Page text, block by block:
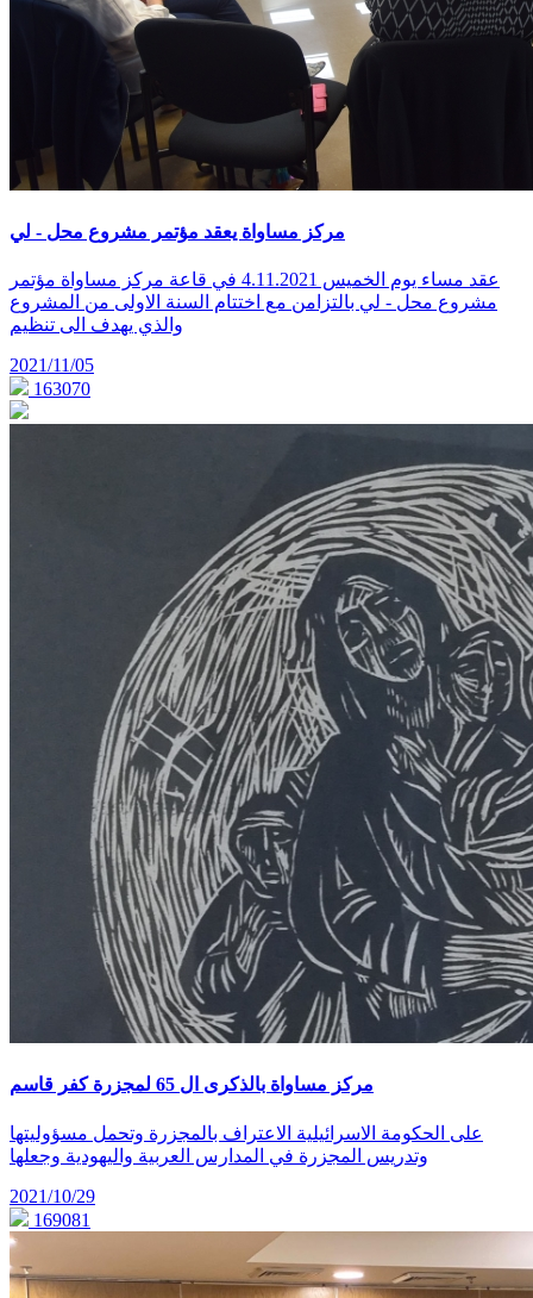
مركز مساواة يعقد مؤتمر مشروع محل - لي
عقد مساء يوم الخميس 4.11.2021 في قاعة مركز مساواة مؤتمر
مشروع محل - لي بالتزامن مع اختتام السنة الاولى من المشروع
والذي يهدف الى تنظيم
2021/11/05
163070
مركز مساواة بالذكرى ال 65 لمجزرة كفر قاسم
على الحكومة الاسرائيلية الاعتراف بالمجزرة وتحمل مسؤوليتها
وتدريس المجزرة في المدارس العربية واليهودية وجعلها
2021/10/29
169081